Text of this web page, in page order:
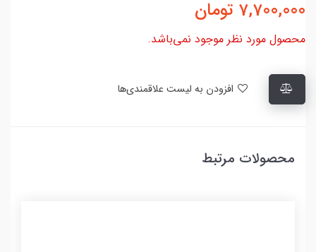
7,700,000 تومان
محصول مورد نظر موجود نمی‌باشد.
محصولات مرتبط